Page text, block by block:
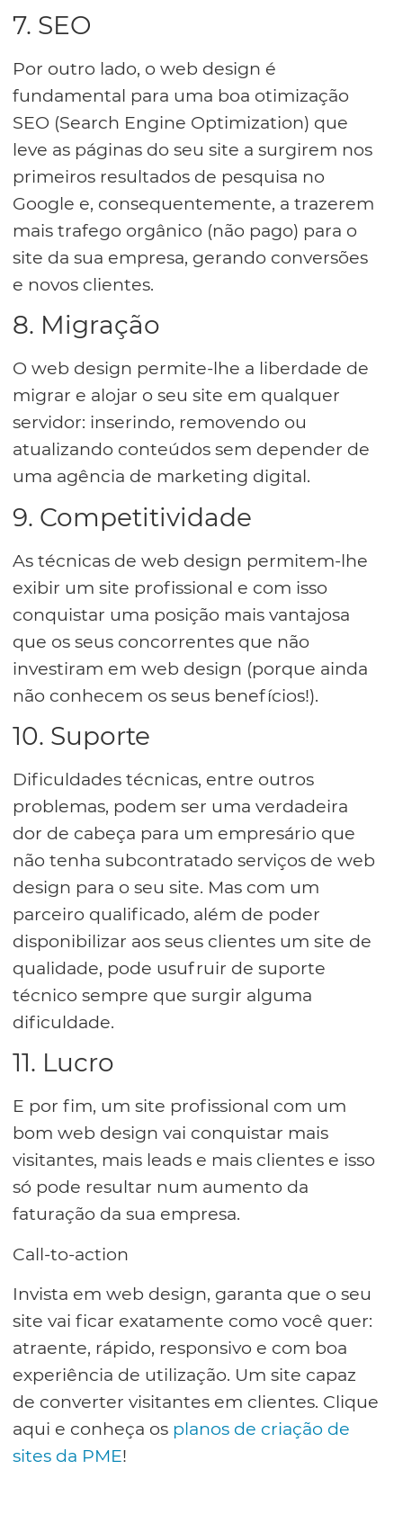
7. SEO
Por outro lado, o web design é
fundamental para uma boa otimização
SEO (Search Engine Optimization) que
leve as páginas do seu site a surgirem nos
primeiros resultados de pesquisa no
Google e, consequentemente, a trazerem
mais trafego orgânico (não pago) para o
site da sua empresa, gerando conversões
e novos clientes.
8. Migração
O web design permite-lhe a liberdade de
migrar e alojar o seu site em qualquer
servidor: inserindo, removendo ou
atualizando conteúdos sem depender de
uma agência de marketing digital.
9. Competitividade
As técnicas de web design permitem-lhe
exibir um site profissional e com isso
conquistar uma posição mais vantajosa
que os seus concorrentes que não
investiram em web design (porque ainda
não conhecem os seus benefícios!).
10. Suporte
Dificuldades técnicas, entre outros
problemas, podem ser uma verdadeira
dor de cabeça para um empresário que
não tenha subcontratado serviços de web
design para o seu site. Mas com um
parceiro qualificado, além de poder
disponibilizar aos seus clientes um site de
qualidade, pode usufruir de suporte
técnico sempre que surgir alguma
dificuldade.
11. Lucro
E por fim, um site profissional com um
bom web design vai conquistar mais
visitantes, mais leads e mais clientes e isso
só pode resultar num aumento da
faturação da sua empresa.
Call-to-action
Invista em web design, garanta que o seu
site vai ficar exatamente como você quer:
atraente, rápido, responsivo e com boa
experiência de utilização. Um site capaz
de converter visitantes em clientes. Clique
aqui e conheça os planos de criação de
sites da PME!